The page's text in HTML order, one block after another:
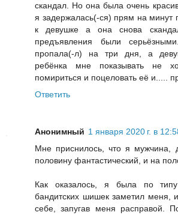
скандал. Но она была очень
я задержалась(-ся) прям на минут
к девушке а она снова
предъявления были
пропала(-л) на три дня, а
ребёнка мне показывать не
помириться и поцеловать её и.....
Ответить
Анонимный 1 января 2020 г. в
Мне приснилось, что я мужчина,
половину фантастический, и на
Как оказалось, я была по
бандитских шишек заметил меня,
себе, запугав меня расправой.